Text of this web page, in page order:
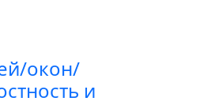
окон/
и